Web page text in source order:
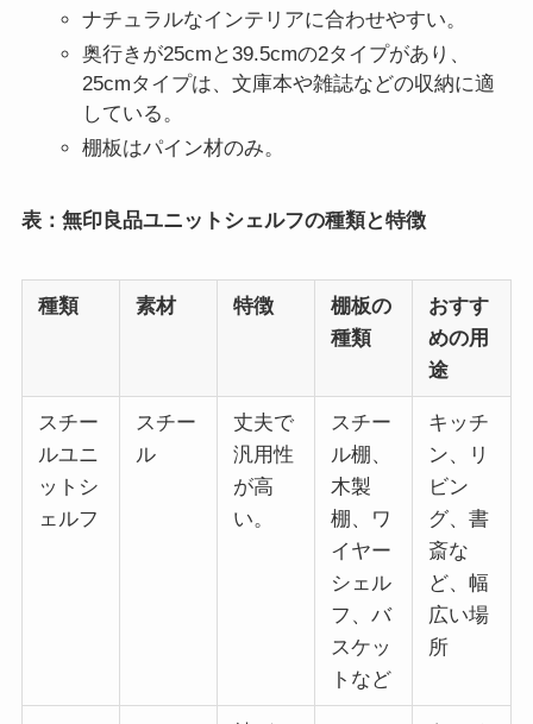
ナチュラルなインテリアに合わせやすい。
奥行きが25cmと39.5cmの2タイプがあり、
25cmタイプは、文庫本や雑誌などの収納に適
している。
棚板はパイン材のみ。
表：無印良品ユニットシェルフの種類と特徴
種類 素材 特徴
棚板の
種類
おすす
めの用
途
スチー
ルユニ
ットシ
ェルフ
スチー
ル
丈夫で
汎用性
が高
い。
スチー
ル棚、
木製
棚、ワ
イヤー
シェル
フ、バ
スケッ
トなど
キッチ
ン、リ
ビン
グ、書
斎な
ど、幅
広い場
所